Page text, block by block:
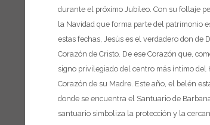
durante el próximo Jubileo. Con su follaje
la Navidad que forma parte del patrimonio
estas fechas, Jesús es el verdadero don de
Corazón de Cristo. De ese Corazón que,
signo privilegiado del centro más íntimo del
Corazón de su Madre. Este año, el belén
donde se encuentra el Santuario de
santuario simboliza la protección y la